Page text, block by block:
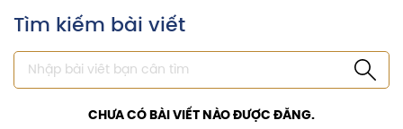
Tìm kiếm bài viết
CHƯA CÓ BÀI VIẾT NÀO ĐƯỢC ĐĂNG.